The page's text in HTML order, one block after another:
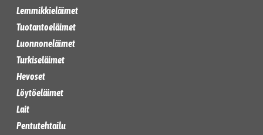
Lemmikkieläimet
Tuotantoeläimet
Luonnoneläimet
Turkiseläimet
Hevoset
Löytöeläimet
Lait
Pentutehtailu